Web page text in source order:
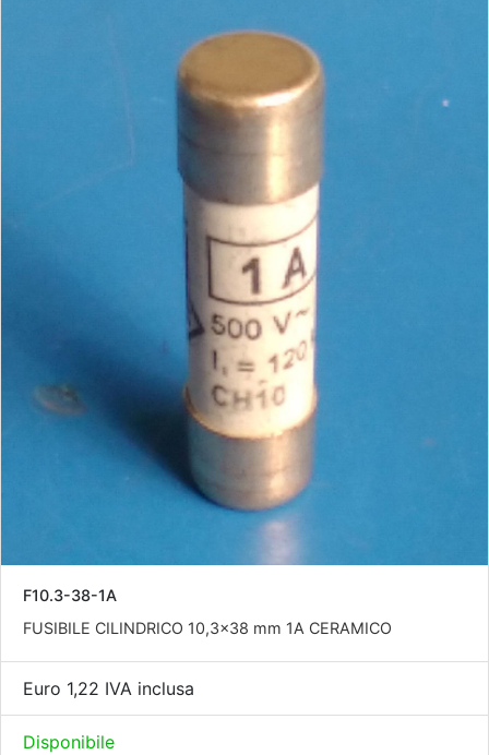
F10.3-38-1A
FUSIBILE CILINDRICO 10,3x38 mm 1A CERAMICO
Euro 1,22 IVA inclusa
Disponibile